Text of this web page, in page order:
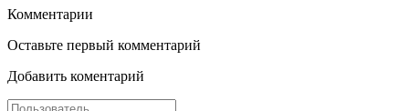
Комментарии
Оставьте первый комментарий
Добавить коментарий